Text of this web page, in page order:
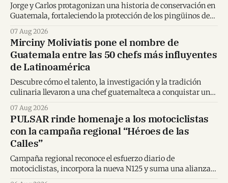
Jorge y Carlos protagonizan una historia de conservación en
Guatemala, fortaleciendo la protección de los pingüinos de
07 Aug 2026
Mirciny Moliviatis pone el nombre de
Guatemala entre las 50 chefs más influyentes
de Latinoamérica
Descubre cómo el talento, la investigación y la tradición
culinaria llevaron a una chef guatemalteca a conquistar un
07 Aug 2026
PULSAR rinde homenaje a los motociclistas
con la campaña regional “Héroes de las
Calles”
Campaña regional reconoce el esfuerzo diario de
motociclistas, incorpora la nueva N125 y suma una alianza